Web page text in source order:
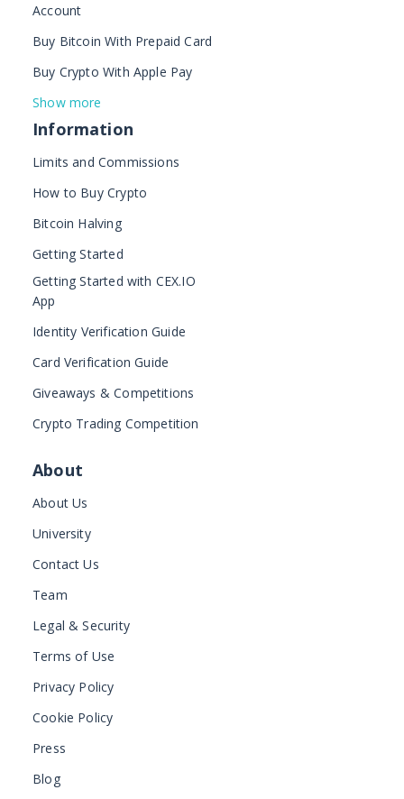
Account
Buy Bitcoin With Prepaid Card
Buy Crypto With Apple Pay
Show more
Information
Limits and Commissions
How to Buy Crypto
Bitcoin Halving
Getting Started
Getting Started with CEX.IO
App
Identity Verification Guide
Card Verification Guide
Giveaways & Competitions
Crypto Trading Competition
About
About Us
University
Contact Us
Team
Legal & Security
Terms of Use
Privacy Policy
Cookie Policy
Press
Blog